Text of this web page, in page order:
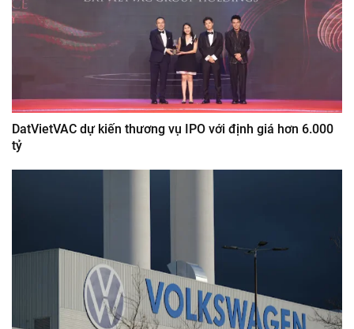
DatVietVAC dự kiến thương vụ IPO với định giá hơn 6.000
tỷ